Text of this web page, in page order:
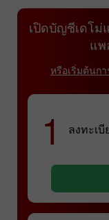
เปิดบัญชีเดโม่
แพ
หรือเริ่มต้นก
1 ลงทะเ